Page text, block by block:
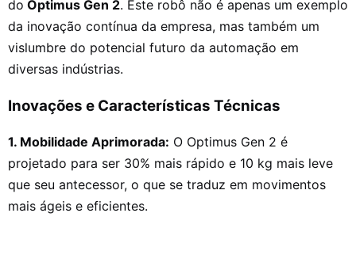
do Optimus Gen 2. Este robô não é apenas um exemplo
da inovação contínua da empresa, mas também um
vislumbre do potencial futuro da automação em
diversas indústrias.
Inovações e Características Técnicas
1. Mobilidade Aprimorada: O Optimus Gen 2 é
projetado para ser 30% mais rápido e 10 kg mais leve
que seu antecessor, o que se traduz em movimentos
mais ágeis e eficientes.